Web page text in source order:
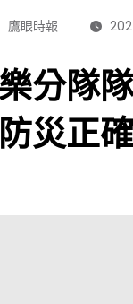
鷹眼時報
分隊
災正